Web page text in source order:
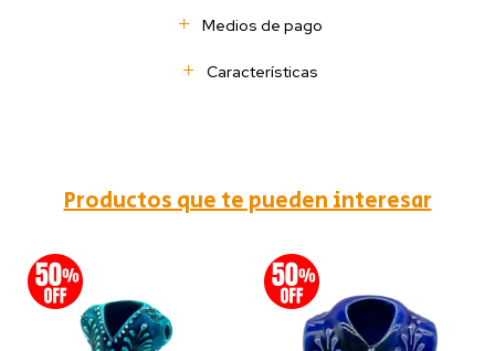
Medios de pago
Características
Productos que te pueden interesar